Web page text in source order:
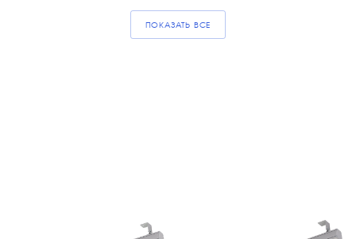
ПОКАЗАТЬ ВСЕ